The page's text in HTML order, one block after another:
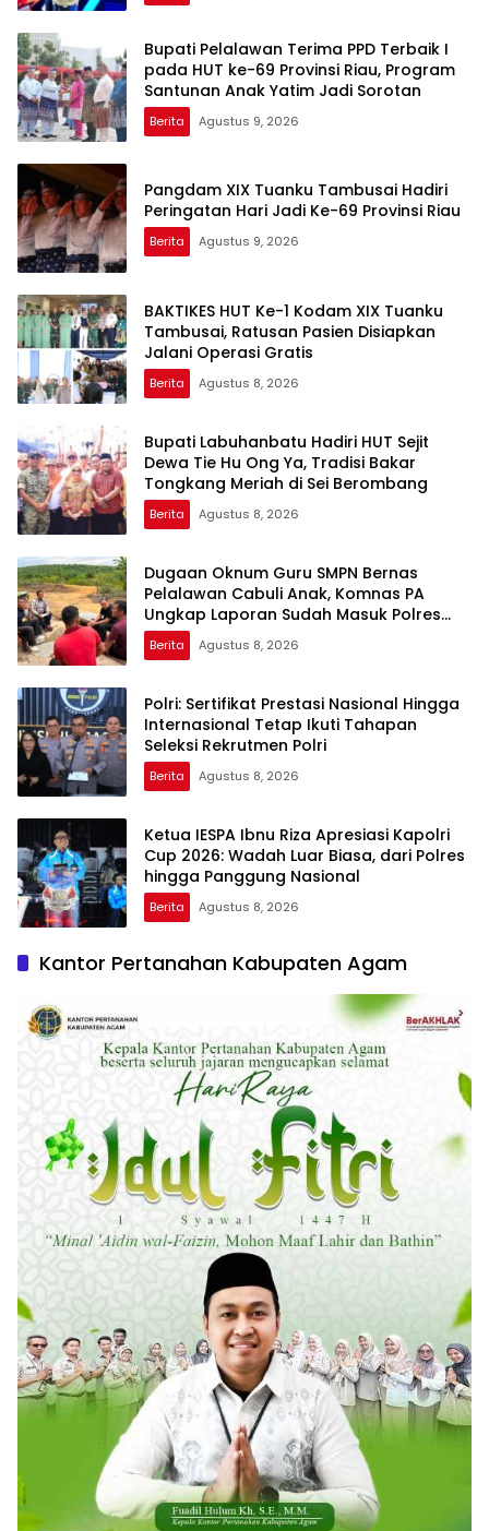
Bupati Pelalawan Terima PPD Terbaik I
pada HUT ke-69 Provinsi Riau, Program
Santunan Anak Yatim Jadi Sorotan
Berita Agustus 9, 2026
Pangdam XIX Tuanku Tambusai Hadiri
Peringatan Hari Jadi Ke-69 Provinsi Riau
Berita Agustus 9, 2026
BAKTIKES HUT Ke-1 Kodam XIX Tuanku
Tambusai, Ratusan Pasien Disiapkan
Jalani Operasi Gratis
Berita Agustus 8, 2026
Bupati Labuhanbatu Hadiri HUT Sejit
Dewa Tie Hu Ong Ya, Tradisi Bakar
Tongkang Meriah di Sei Berombang
Berita Agustus 8, 2026
Dugaan Oknum Guru SMPN Bernas
Pelalawan Cabuli Anak, Komnas PA
Ungkap Laporan Sudah Masuk Polres
Sejak Juli
Berita Agustus 8, 2026
Polri: Sertifikat Prestasi Nasional Hingga
Internasional Tetap Ikuti Tahapan
Seleksi Rekrutmen Polri
Berita Agustus 8, 2026
Ketua IESPA Ibnu Riza Apresiasi Kapolri
Cup 2026: Wadah Luar Biasa, dari Polres
hingga Panggung Nasional
Berita Agustus 8, 2026
Kantor Pertanahan Kabupaten Agam